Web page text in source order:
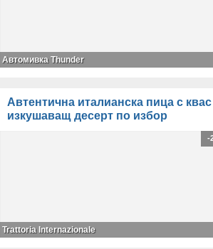
Автомивка Thunder
Автентична италианска пица с квас
изкушаващ десерт по избор
-
Trattoria Internazionale